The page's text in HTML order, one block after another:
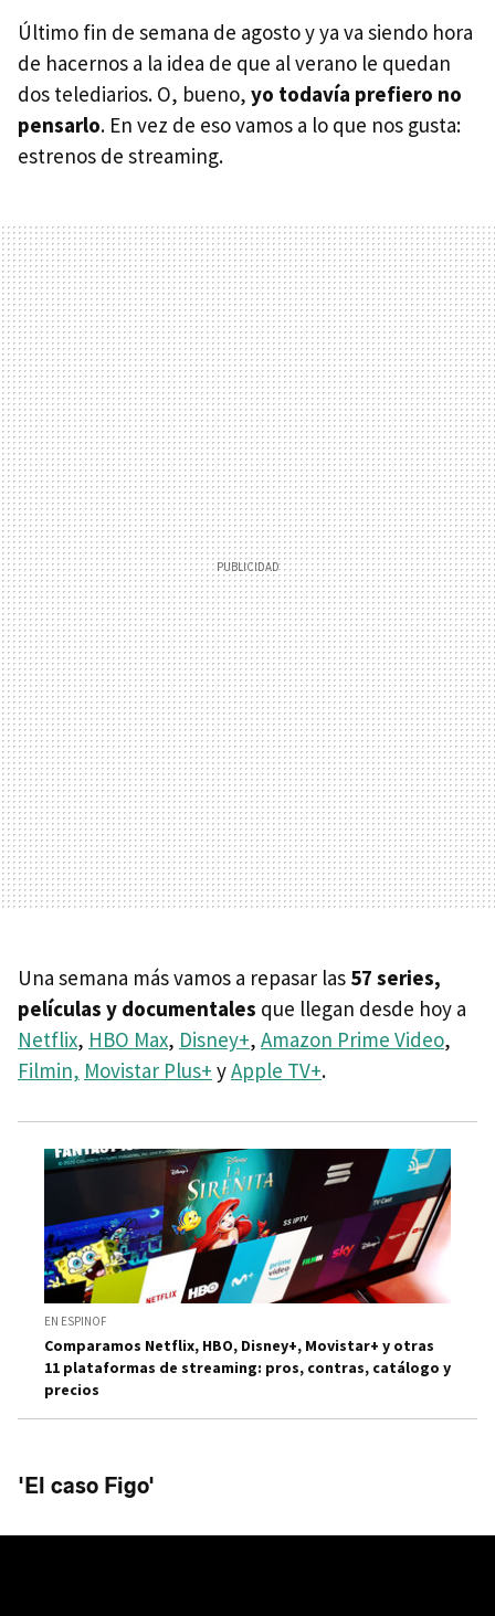
Último fin de semana de agosto y ya va siendo hora
de hacernos a la idea de que al verano le quedan
dos telediarios. O, bueno, yo todavía prefiero no
pensarlo. En vez de eso vamos a lo que nos gusta:
estrenos de streaming.
Una semana más vamos a repasar las 57 series,
películas y documentales que llegan desde hoy a
Netflix, HBO Max, Disney+, Amazon Prime Video,
Filmin, Movistar Plus+ yApple TV+.
EN ESPINOF
Comparamos Netflix, HBO, Disney+, Movistar+ y otras
11 plataformas de streaming: pros, contras, catálogo y
precios
'El caso Figo'